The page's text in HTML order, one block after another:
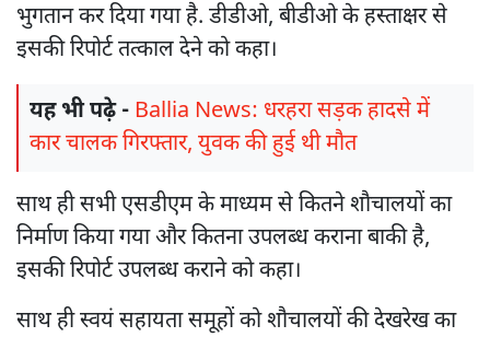
भुगतान कर दिया गया है. डीडीओ, बीडीओ के हस्ताक्षर से
इसकी रिपोर्ट तत्काल देने को कहा।
यह भी पढ़े - Ballia News: धरहरा सड़क हादसे में
कार चालक गिरफ्तार, युवक की हुई थी मौत
साथ ही सभी एसडीएम के माध्यम से कितने शौचालयों का
निर्माण किया गया और कितना उपलब्ध कराना बाकी है,
इसकी रिपोर्ट उपलब्ध कराने को कहा।
साथ ही स्वयं सहायता समूहों को शौचालयों की देखरेख का